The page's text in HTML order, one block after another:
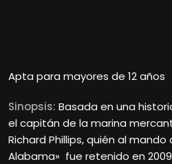
Apta para mayores de 12 años
Sinopsis: Basada en una
el capitán de la marina
Richard Phillips, quién al
Alabama» fue retenido en